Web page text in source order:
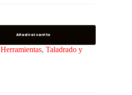
Añadir al carrito
Herramientas, Taladrado y